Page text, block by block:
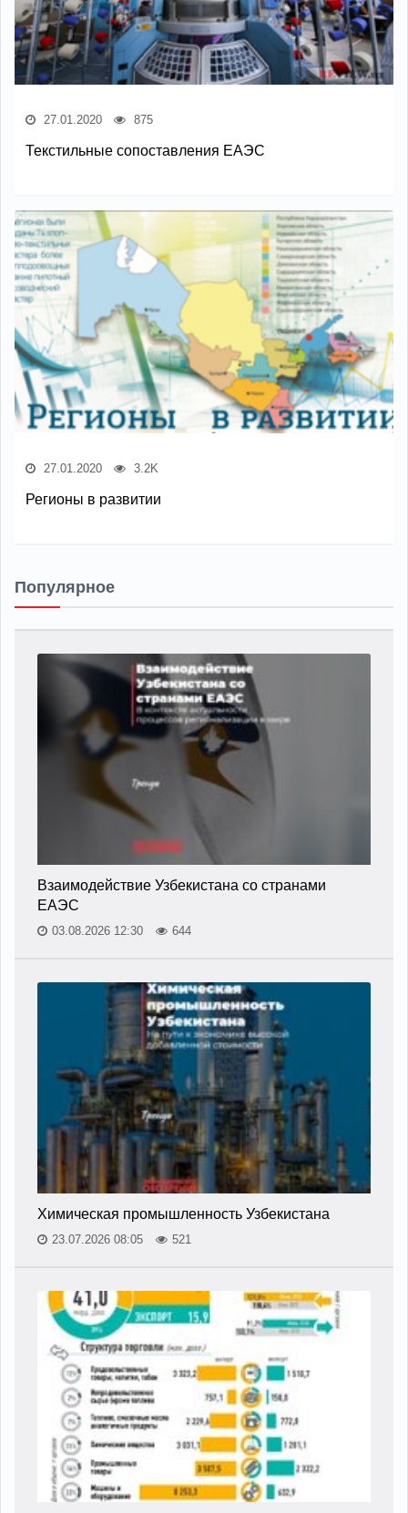
27.01.2020 875
Текстильные сопоставления ЕАЭС
27.01.2020 3.2K
Регионы в развитии
Популярное
Взаимодействие Узбекистана со странами
ЕАЭС
03.08.2026 12:30 644
Химическая промышленность Узбекистана
23.07.2026 08:05 521